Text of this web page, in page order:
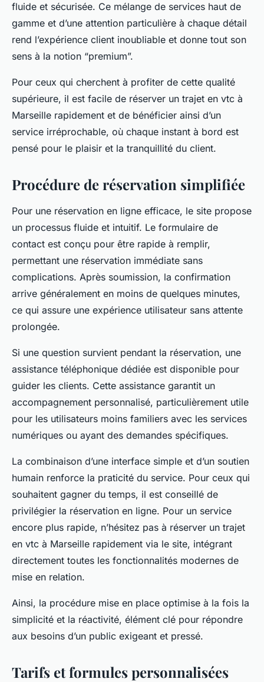
fluide et sécurisée. Ce mélange de services haut de
gamme et d’une attention particulière à chaque détail
rend l’expérience client inoubliable et donne tout son
sens à la notion “premium”.
Pour ceux qui cherchent à profiter de cette qualité
supérieure, il est facile de réserver un trajet en vtc à
Marseille rapidement et de bénéficier ainsi d’un
service irréprochable, où chaque instant à bord est
pensé pour le plaisir et la tranquillité du client.
Procédure de réservation simplifiée
Pour une réservation en ligne efficace, le site propose
un processus fluide et intuitif. Le formulaire de
contact est conçu pour être rapide à remplir,
permettant une réservation immédiate sans
complications. Après soumission, la confirmation
arrive généralement en moins de quelques minutes,
ce qui assure une expérience utilisateur sans attente
prolongée.
Si une question survient pendant la réservation, une
assistance téléphonique dédiée est disponible pour
guider les clients. Cette assistance garantit un
accompagnement personnalisé, particulièrement utile
pour les utilisateurs moins familiers avec les services
numériques ou ayant des demandes spécifiques.
La combinaison d’une interface simple et d’un soutien
humain renforce la praticité du service. Pour ceux qui
souhaitent gagner du temps, il est conseillé de
privilégier la réservation en ligne. Pour un service
encore plus rapide, n’hésitez pas à réserver un trajet
en vtc à Marseille rapidement via le site, intégrant
directement toutes les fonctionnalités modernes de
mise en relation.
Ainsi, la procédure mise en place optimise à la fois la
simplicité et la réactivité, élément clé pour répondre
aux besoins d’un public exigeant et pressé.
Tarifs et formules personnalisées